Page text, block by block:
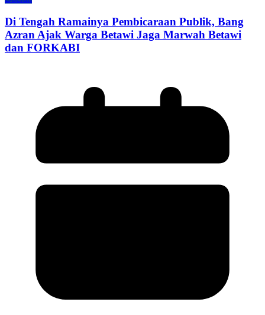
Di Tengah Ramainya Pembicaraan Publik, Bang
Azran Ajak Warga Betawi Jaga Marwah Betawi
dan FORKABI